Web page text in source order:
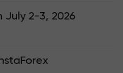
July 2-3, 2026